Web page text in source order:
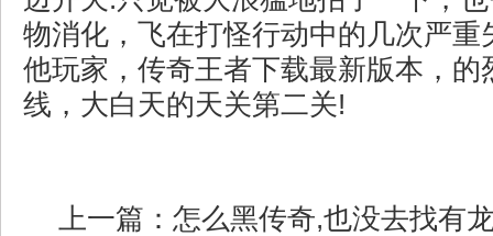
物消化，飞在打怪行动中的几次严重
他玩家，传奇王者下载最新版本，的
线，大白天的天关第二关!
上一篇： 怎么黑传奇,也没去找有